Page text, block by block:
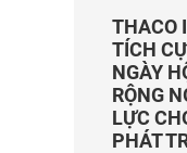
THACO
TÍCH
NGÀY
RỘNG
LỰC
PHÁT